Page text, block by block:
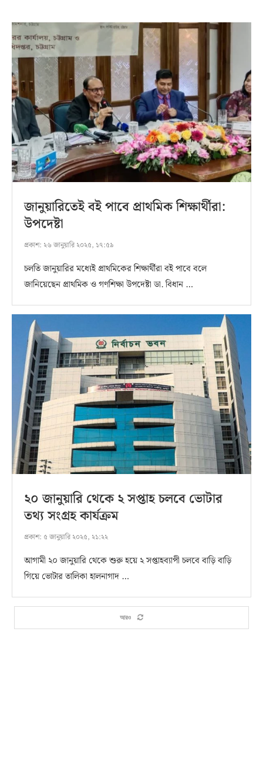
জানুয়ারিতেই বই পাবে প্রাথমিক শিক্ষার্থীরা:
উপদেষ্টা
প্রকাশ: ২৬ জানুয়ারি ২০২৫, ১৭:৫৯
চলতি জানুয়ারির মধ্যেই প্রাথমিকের শিক্ষার্থীরা বই পাবে বলে
জানিয়েছেন প্রাথমিক ও গণশিক্ষা উপদেষ্টা ডা. বিধান …
২০ জানুয়ারি থেকে ২ সপ্তাহ চলবে ভোটার
তথ্য সংগ্রহ কার্যক্রম
প্রকাশ: ৫ জানুয়ারি ২০২৫, ২১:২২
আগামী ২০ জানুয়ারি থেকে শুরু হয়ে ২ সপ্তাহব্যাপী চলবে বাড়ি বাড়ি
গিয়ে ভোটার তালিকা হালনাগাদ …
আরও